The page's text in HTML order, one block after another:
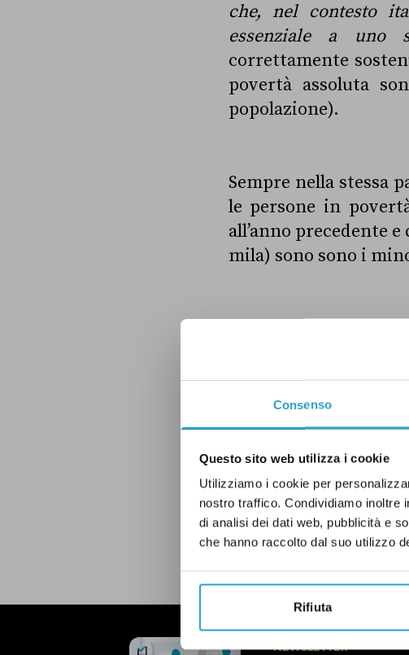
Consenso
Questo sito web utilizza i cookie
Utilizziamo i cookie per
nostro traffico. Condividiamo inoltre
di analisi dei dati web, pubblicità e
che hanno raccolto dal suo utilizzo
Rifiuta
che, nel contesto
essenziale a uno
correttamente
povertà assoluta
popolazione).
Sempre nella stessa
le persone in
all’anno precedente e
mila) sono sono i
LEGGI LA NOSTRA POLITICA DELLE
NEWSLETTER